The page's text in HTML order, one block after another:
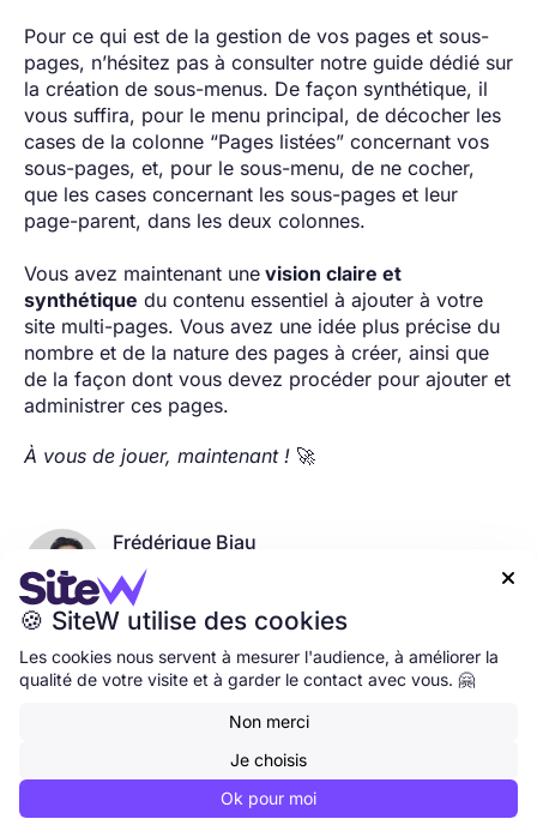
Pour ce qui est de la gestion de vos pages et sous-
pages, n’hésitez pas à consulter notre guide dédié sur
la création de sous-menus. De façon synthétique, il
vous suffira, pour le menu principal, de décocher les
cases de la colonne “Pages listées” concernant vos
sous-pages, et, pour le sous-menu, de ne cocher,
que les cases concernant les sous-pages et leur
page-parent, dans les deux colonnes.
Vous avez maintenant une vision claire et
synthétique du contenu essentiel à ajouter à votre
site multi-pages. Vous avez une idée plus précise du
nombre et de la nature des pages à créer, ainsi que
de la façon dont vous devez procéder pour ajouter et
administrer ces pages.
À vous de jouer, maintenant ! 🚀
Frédérique Biau
Rédactrice et traductrice
Passionnée par la science-fiction, les
nouvelles technologies, l’écriture et l’art en
général, j’ai commencé ma carrière dans
l’administration et la gestion des affaires
enthousiasme que je suis rédactrice et
traductrice sur le web, depuis maintenant
près de 9 ans. ✍️

🍪 SiteW utilise des cookies
Les cookies nous servent à mesurer l'audience, à améliorer la
qualité de votre visite et à garder le contact avec vous. 🤗
Non merci
Je choisis
Ok pour moi